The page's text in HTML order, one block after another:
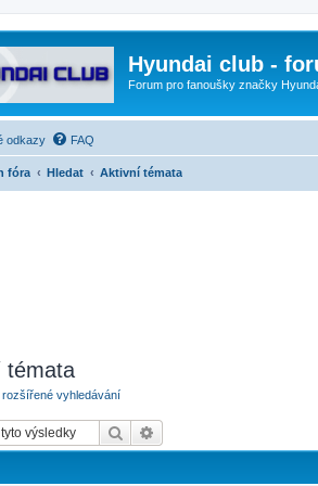
Hyundai club -
Forum pro fanoušky značky
odkazy FAQ
fóra Hledat Aktivní témata
témata
rozšířené vyhledávání
Hledat